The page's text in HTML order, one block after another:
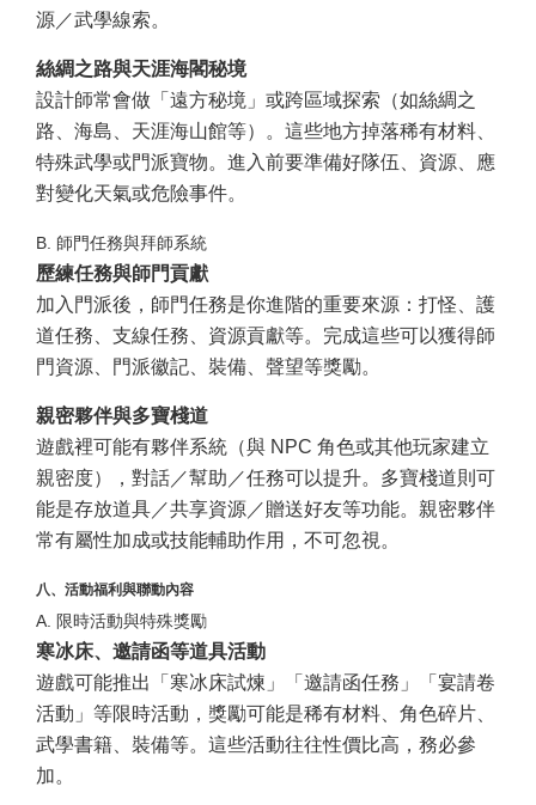
源／武學線索。
絲綢之路與天涯海閣秘境
設計師常會做「遠方秘境」或跨區域探索（如絲綢之
路、海島、天涯海山館等）。這些地方掉落稀有材料、
特殊武學或門派寶物。進入前要準備好隊伍、資源、應
對變化天氣或危險事件。
B. 師門任務與拜師系統
歷練任務與師門貢獻
加入門派後，師門任務是你進階的重要來源：打怪、護
道任務、支線任務、資源貢獻等。完成這些可以獲得師
門資源、門派徽記、裝備、聲望等獎勵。
親密夥伴與多寶棧道
遊戲裡可能有夥伴系統（與 NPC 角色或其他玩家建立
親密度），對話／幫助／任務可以提升。多寶棧道則可
能是存放道具／共享資源／贈送好友等功能。親密夥伴
常有屬性加成或技能輔助作用，不可忽視。
八、活動福利與聯動內容
A. 限時活動與特殊獎勵
寒冰床、邀請函等道具活動
遊戲可能推出「寒冰床試煉」「邀請函任務」「宴請卷
活動」等限時活動，獎勵可能是稀有材料、角色碎片、
武學書籍、裝備等。這些活動往往性價比高，務必參
加。